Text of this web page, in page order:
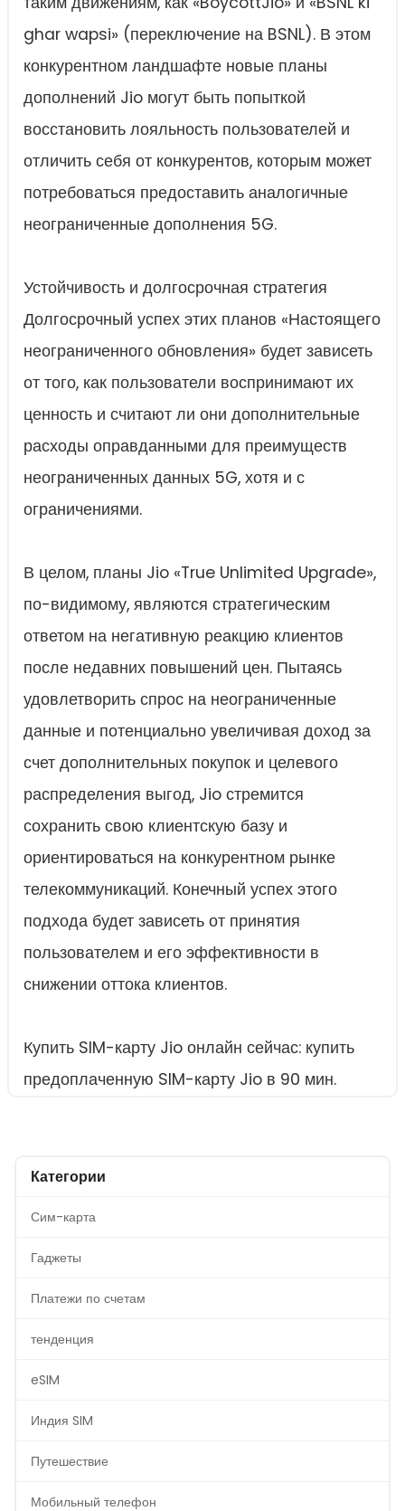
ghar wapsi» (переключение на BSNL). В этом
конкурентном ландшафте новые планы
дополнений Jio могут быть попыткой
восстановить лояльность пользователей и
отличить себя от конкурентов, которым может
потребоваться предоставить аналогичные
неограниченные дополнения 5G.
Устойчивость и долгосрочная стратегия
Долгосрочный успех этих планов «Настоящего
неограниченного обновления» будет зависеть
от того, как пользователи воспринимают их
ценность и считают ли они дополнительные
расходы оправданными для преимуществ
неограниченных данных 5G, хотя и с
ограничениями.
В целом, планы Jio «True Unlimited Upgrade»,
по-видимому, являются стратегическим
ответом на негативную реакцию клиентов
после недавних повышений цен. Пытаясь
удовлетворить спрос на неограниченные
данные и потенциально увеличивая доход за
счет дополнительных покупок и целевого
распределения выгод, Jio стремится
сохранить свою клиентскую базу и
ориентироваться на конкурентном рынке
телекоммуникаций. Конечный успех этого
подхода будет зависеть от принятия
пользователем и его эффективности в
снижении оттока клиентов.
Купить SIM-карту Jio онлайн сейчас: купить
предоплаченную SIM-карту Jio в 90 мин.
Категории
Сим-карта
Гаджеты
Платежи по счетам
тенденция
eSIM
Индия SIM
Путешествие
Мобильный телефон